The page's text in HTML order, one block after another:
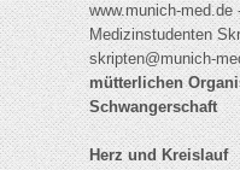
www.munich-
Medizinstudenten
skripten@munich-
mütterlichen
Schwangerschaft
Herz und Kreislauf